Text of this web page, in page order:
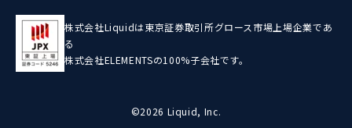
株式会社Liquidは東京証券取引所グロース市場上場企業であ
る
株式会社ELEMENTSの100%子会社です。
©2026 Liquid, Inc.